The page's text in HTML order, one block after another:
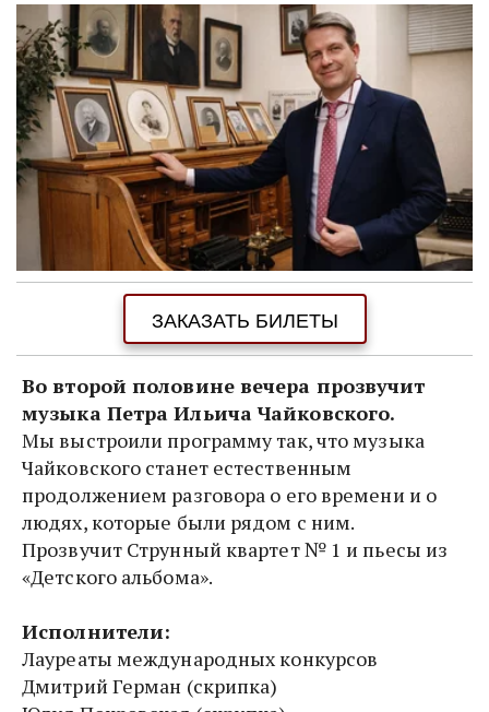
ЗАКАЗАТЬ БИЛЕТЫ
Во второй половине вечера прозвучит
музыка Петра Ильича Чайковского.
Мы выстроили программу так, что музыка
Чайковского станет естественным
продолжением разговора о его времени и о
людях, которые были рядом с ним.
Прозвучит Струнный квартет № 1 и пьесы из
«Детского альбома».
Лауреаты международных конкурсов
Дмитрий Герман (скрипка)